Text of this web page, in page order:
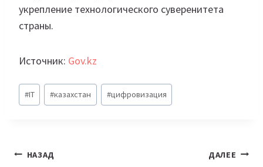
укрепление технологического суверенитета
страны.
Источник: Gov.kz
Метки
записи:
#IT #казахстан #цифровизация
Навигация
НАЗАД ДАЛЕЕ